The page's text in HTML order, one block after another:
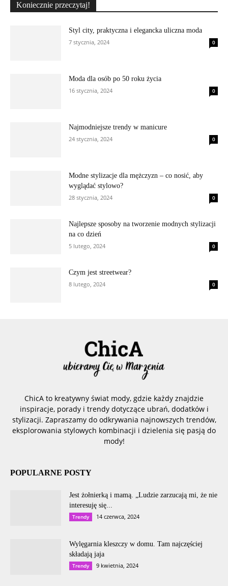
Koniecznie przeczytaj!
Styl city, praktyczna i elegancka uliczna moda
7 stycznia, 2024
0
Moda dla osób po 50 roku życia
16 stycznia, 2024
0
Najmodniejsze trendy w manicure
24 stycznia, 2024
0
Modne stylizacje dla mężczyzn – co nosić, aby
wyglądać stylowo?
28 stycznia, 2024
0
Najlepsze sposoby na tworzenie modnych stylizacji
na co dzień
5 lutego, 2024
0
Czym jest streetwear?
8 lutego, 2024
0
ChicA to kreatywny świat mody, gdzie każdy znajdzie
inspiracje, porady i trendy dotyczące ubrań, dodatków i
stylizacji. Zapraszamy do odkrywania najnowszych trendów,
eksplorowania stylowych kombinacji i dzielenia się pasją do
mody!
POPULARNE POSTY
Jest żołnierką i mamą. „Ludzie zarzucają mi, że nie
interesuję się...
Trendy 14 czerwca, 2024
Wylęgarnia kleszczy w domu. Tam najczęściej
składają jaja
Trendy 9 kwietnia, 2024